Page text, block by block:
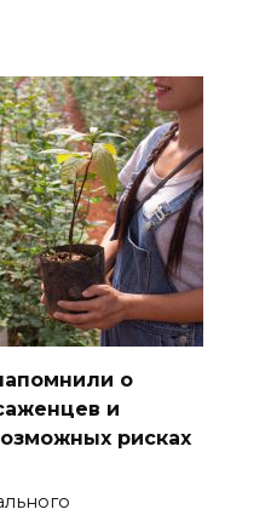
о
и
рисках